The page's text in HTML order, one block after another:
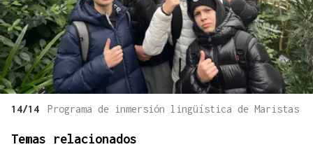
14/14 Programa de inmersión lingüística de Maristas
Temas relacionados